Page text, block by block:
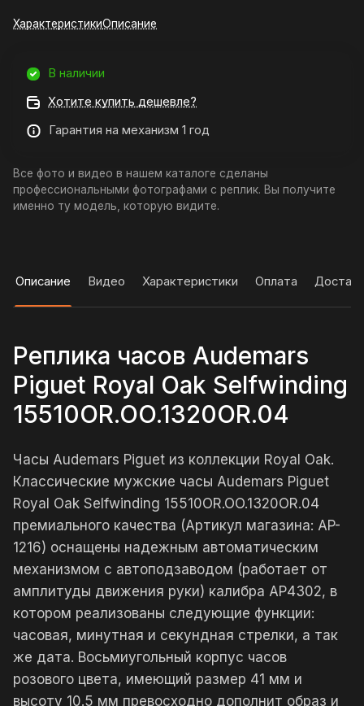
ХарактеристикиОписание
В наличии
Хотите купить дешевле?
Гарантия на механизм 1 год
Все фото и видео в нашем каталоге сделаны
профессиональными фотографами с реплик. Вы получите
именно ту модель, которую видите.
Описание Видео Характеристики Оплата
Реплика часов Audemars
Piguet Royal Oak Selfwinding
15510OR.OO.1320OR.04
Часы Audemars Piguet из коллекции Royal Oak.
Классические мужские часы Audemars Piguet
Royal Oak Selfwinding 15510OR.OO.1320OR.04
премиального качества (Артикул магазина: AP-
1216) оснащены надежным автоматическим
механизмом с автоподзаводом (работает от
амплитуды движения руки) калибра AP4302, в
котором реализованы следующие функции:
часовая, минутная и секундная стрелки, а так
же дата. Восьмиугольный корпус часов
розового цвета, имеющий размер 41 мм и
высоту 10.5 мм превосходно дополнит образ и